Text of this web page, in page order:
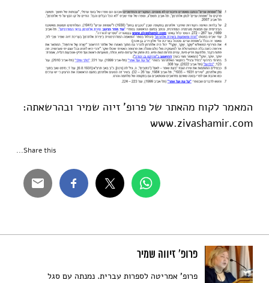
המאמר לקוח מהאתר של פרופ' זיוה שמיר ובהרשאתה:
www.zivashamir.com
Share this...
פרופ' זיווה שמיר
פרופ' אמריטה לספרות עברית. נמנתה עם סגל